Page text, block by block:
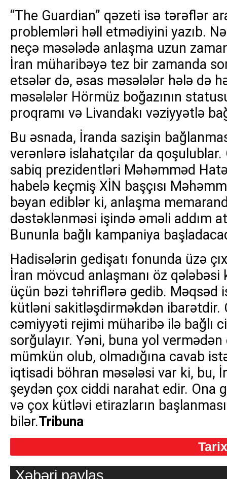
“The Guardian” qəzeti isə tərəflər
problemləri həll etmədiyini yazıb.
neçə məsələdə anlaşma uzun
İran müharibəyə tez bir zamanda
etsələr də, əsas məsələlər hələ də
məsələlər Hörmüz boğazının
proqramı və Livandakı vəziyyətlə
Bu əsnada, İranda sazişin
verənlərə islahatçılar da qoşulublar.
sabiq prezidentləri Məhəmməd
habelə keçmiş XİN başçısı
bəyan ediblər ki, anlaşma
dəstəklənməsi işində əməli addım
Bununla bağlı kampaniya
Hadisələrin gedişatı fonunda üzə
İran mövcud anlaşmanı öz
üçün bəzi təhriflərə gedib. Məqsəd
kütləni sakitləşdirməkdən ibarətdir.
cəmiyyəti rejimi müharibə ilə bağlı
sorğulayır. Yəni, buna yol
mümkün olub, olmadığına cavab
iqtisadi böhran məsələsi var ki, bu,
şeydən çox ciddi narahat edir. Ona
və çox kütləvi etirazların
bilər.Tribuna
Xəbəri paylaş